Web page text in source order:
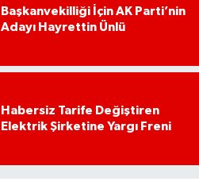
Başkanvekilliği İçin AK Parti’nin
Adayı Hayrettin Ünlü
Habersiz Tarife Değiştiren
Elektrik Şirketine Yargı Freni